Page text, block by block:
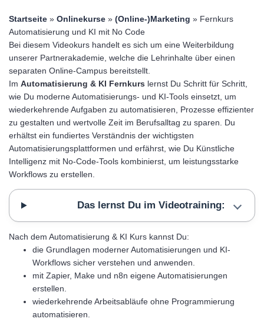
Startseite » Onlinekurse » (Online-)Marketing » Fernkurs
Automatisierung und KI mit No Code
Bei diesem Videokurs handelt es sich um eine Weiterbildung
unserer Partnerakademie, welche die Lehrinhalte über einen
separaten Online-Campus bereitstellt.
Im Automatisierung & KI Fernkurs lernst Du Schritt für Schritt,
wie Du moderne Automatisierungs- und KI-Tools einsetzt, um
wiederkehrende Aufgaben zu automatisieren, Prozesse effizienter
zu gestalten und wertvolle Zeit im Berufsalltag zu sparen. Du
erhältst ein fundiertes Verständnis der wichtigsten
Automatisierungsplattformen und erfährst, wie Du Künstliche
Intelligenz mit No-Code-Tools kombinierst, um leistungsstarke
Workflows zu erstellen.
Das lernst Du im Videotraining:
Nach dem Automatisierung & KI Kurs kannst Du:
die Grundlagen moderner Automatisierungen und KI-
Workflows sicher verstehen und anwenden.
mit Zapier, Make und n8n eigene Automatisierungen
erstellen.
wiederkehrende Arbeitsabläufe ohne Programmierung
automatisieren.